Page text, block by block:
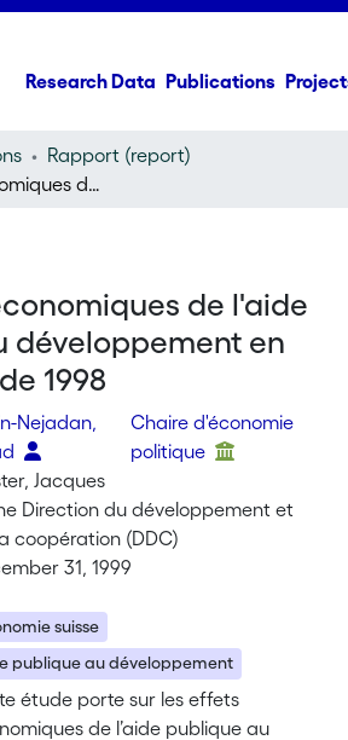
Research Data Publications
Rapport (report)
Les effets économiques de l'aide publique au développement en Suisse - Etude 1998
de l'aide
développement en
1998
Nejadan,
Chaire d'économie
politique
Jacques
Direction du développement et
coopération (DDC)
31, 1999
suisse
publique au développement
étude porte sur les effets
de l’aide publique au